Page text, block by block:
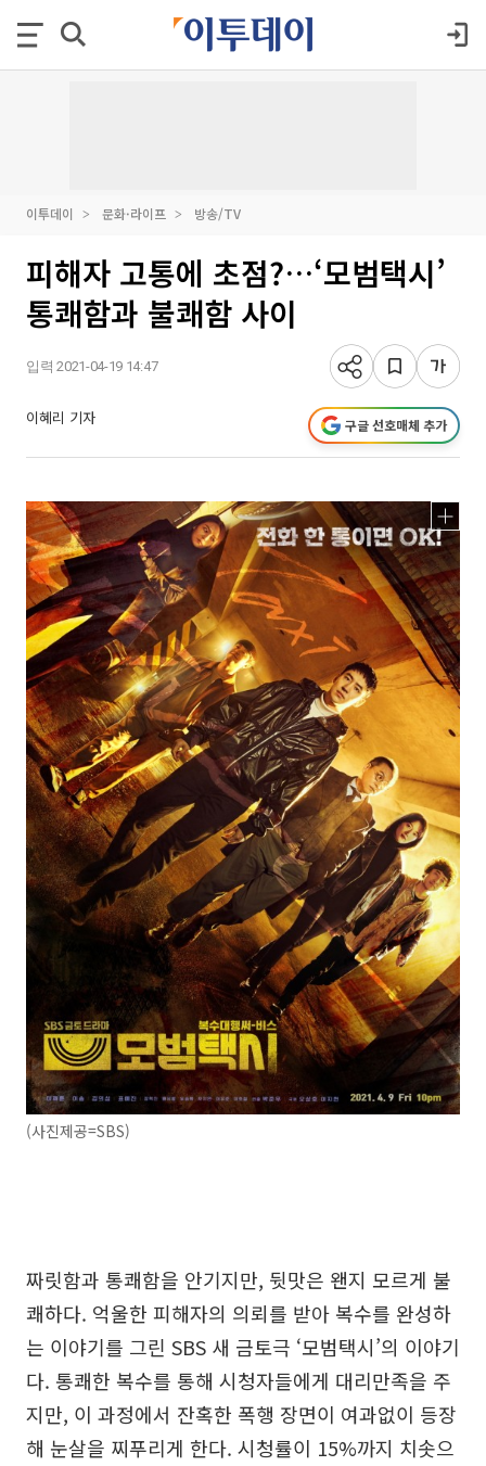
이투데이 문화·라이프 방송/TV
피해자 고통에 초점?…‘모범택시’
통쾌함과 불쾌함 사이
입력 2021-04-19 14:47
이혜리 기자 구글 선호매체 추가
(사진제공=SBS)
짜릿함과 통쾌함을 안기지만, 뒷맛은 왠지 모르게 불
쾌하다. 억울한 피해자의 의뢰를 받아 복수를 완성하
는 이야기를 그린 SBS 새 금토극 ‘모범택시’의 이야기
다. 통쾌한 복수를 통해 시청자들에게 대리만족을 주
지만, 이 과정에서 잔혹한 폭행 장면이 여과없이 등장
해 눈살을 찌푸리게 한다. 시청률이 15%까지 치솟으